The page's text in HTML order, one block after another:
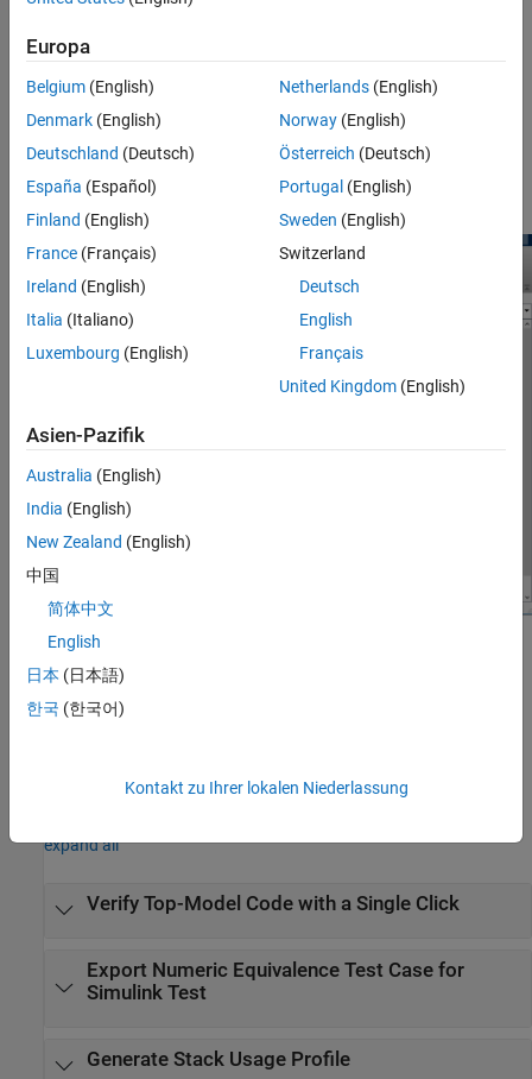
Version HistoryConfigure SIL or PIL simulations to produce code coverage,
Enable your debugger for SIL simulations.
Test™.
Open the SIL/PIL Manager App
On the Simulink toolstrip
the Embedded Coder app
Examples
expand all
Verify Top-Model Code with a Single Click
Export Numeric Equivalence Test Case for
Simulink Test
Generate Stack Usage Profile
Europa
Belgium (English)
Denmark (English)
Deutschland (Deutsch)
España (Español)
Finland (English)
France (Français)
Ireland (English)
Italia (Italiano)
Luxembourg (English)
Netherlands(English)
Norway(English)
Österreich (Deutsch)
Portugal (English)
Sweden (English)
Switzerland
Deutsch
English
Français
United Kingdom(English)
Asien-Pazifik
Australia (English)
India (English)
New Zealand (English)
中国
简体中文
English
日本 (日本語)
한국 (한국어)
Kontakt zu Ihrer lokalen Niederlassung